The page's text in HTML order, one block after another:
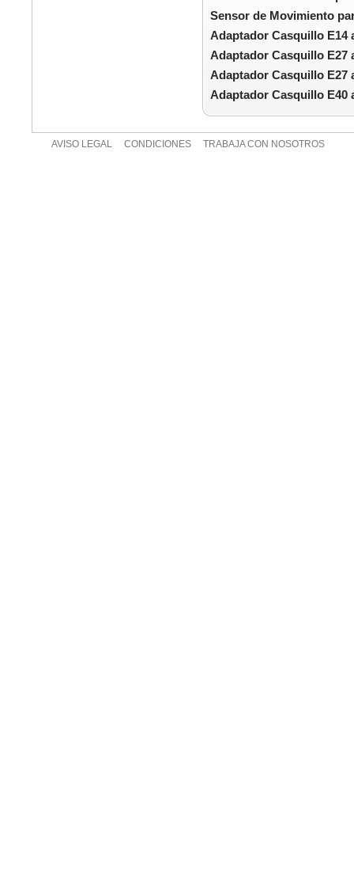
Sensor de Movimiento
Adaptador Casquillo E14
Adaptador Casquillo E27
Adaptador Casquillo E27
Adaptador Casquillo E40
AVISO LEGAL CONDICIONES TRABAJA CON NOSOTROS